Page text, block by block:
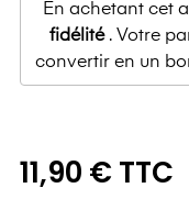
En achetant cet
fidélité. Votre
convertir en un
11,90 € TTC